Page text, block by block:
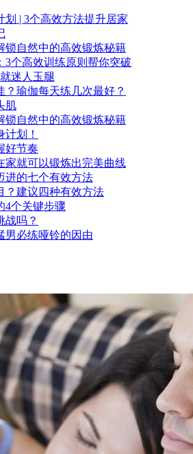
划 | 3个高效方法提升居家
锁自然中的高效锻炼秘籍
3个高效训练原则帮你突破
迷人玉腿
？瑜伽每天练几次最好？
肌
锁自然中的高效锻炼秘籍
划！
好节奏
家就可以锻炼出完美曲线
进的七个有效方法
？建议四种有效方法
4个关键步骤
战吗？
男必练哑铃的因由